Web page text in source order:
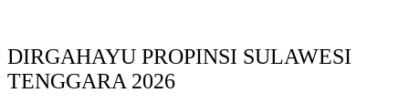
DIRGAHAYU PROPINSI SULAWESI
TENGGARA 2026